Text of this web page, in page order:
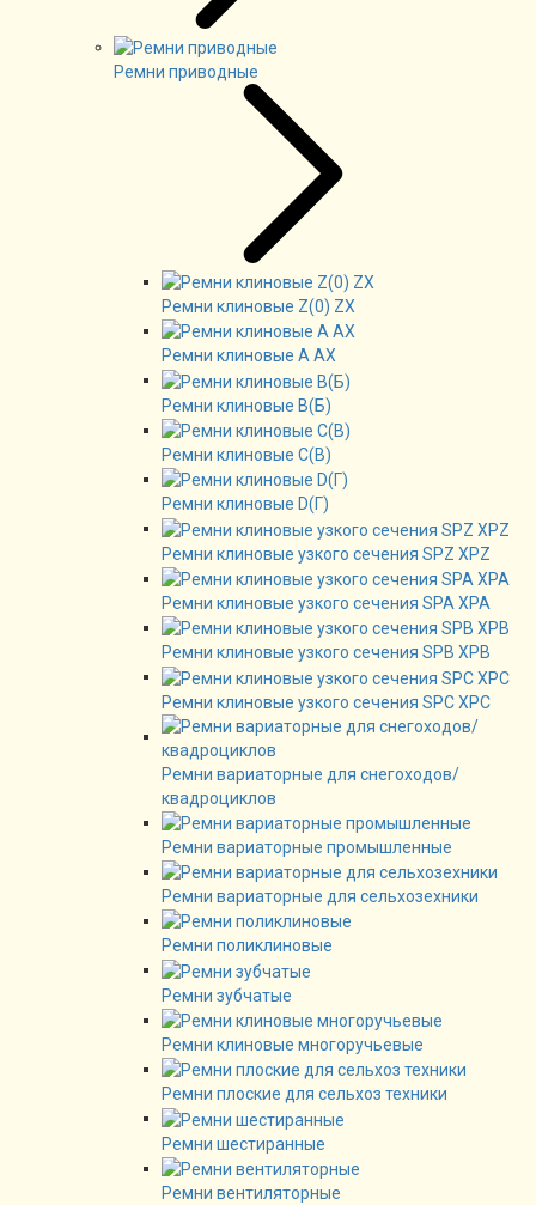
Ремни приводные
Ремни клиновые Z(0) ZX
Ремни клиновые А AX
Ремни клиновые В(Б)
Ремни клиновые C(B)
Ремни клиновые D(Г)
Ремни клиновые узкого сечения SPZ XPZ
Ремни клиновые узкого сечения SPA XPA
Ремни клиновые узкого сечения SPB XPB
Ремни клиновые узкого сечения SPC XPC
Ремни вариаторные для снегоходов/
квадроциклов
Ремни вариаторные промышленные
Ремни вариаторные для сельхозехники
Ремни поликлиновые
Ремни зубчатые
Ремни клиновые многоручьевые
Ремни плоские для сельхоз техники
Ремни шестиранные
Ремни вентиляторные